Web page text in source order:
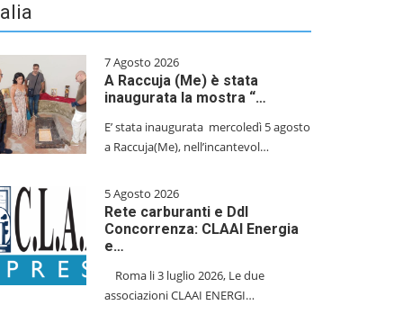
7 Agosto 2026
A Raccuja (Me) è stata
inaugurata la mostra “…
E’ stata inaugurata mercoledì 5 agosto
a Raccuja(Me), nell’incantevol…
5 Agosto 2026
Rete carburanti e Ddl
Concorrenza: CLAAI Energia
e…
​Roma li 3 luglio 2026, Le due
associazioni CLAAI ENERGI…